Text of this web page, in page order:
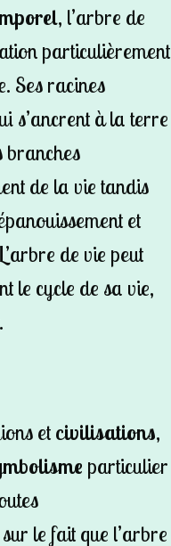
, l’arbre de
particulièrement
Ses racines
s’ancrent à la terre
branches
de la vie tandis
et
de vie peut
le cycle de sa vie,
et civilisations,
particulier
le fait que l’arbre